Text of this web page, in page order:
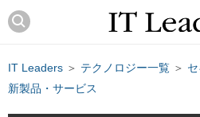
IT Leaders ＞ テクノロジー一覧 ＞
新製品・サービス